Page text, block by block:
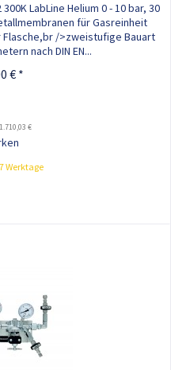
LabLine Helium 0 - 10 bar, 30
für Gasreinheit
Flasche,br />zweistufige Bauart
nach DIN EN...
€ *
€
Werktage